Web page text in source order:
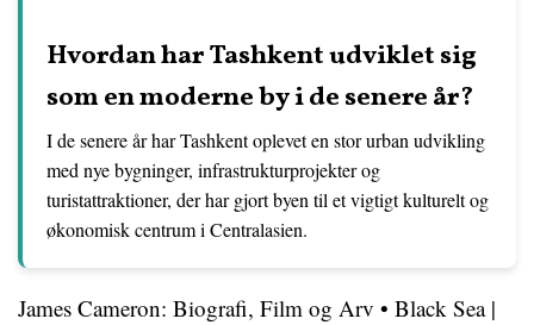
Hvordan har Tashkent udviklet sig
som en moderne by i de senere år?
I de senere år har Tashkent oplevet en stor urban udvikling
med nye bygninger, infrastrukturprojekter og
turistattraktioner, der har gjort byen til et vigtigt kulturelt og
økonomisk centrum i Centralasien.
James Cameron: Biografi, Film og Arv • Black Sea |